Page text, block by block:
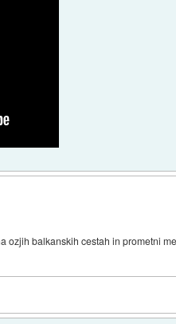
ozjih balkanskih cestah in prometni